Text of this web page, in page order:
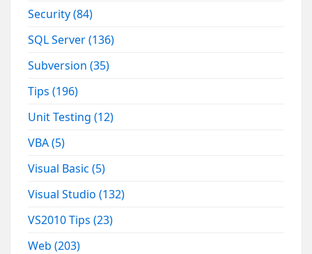
Security(84)
SQL Server(136)
Subversion(35)
Tips(196)
Unit Testing(12)
VBA(5)
Visual Basic(5)
Visual Studio(132)
VS2010 Tips(23)
Web(203)